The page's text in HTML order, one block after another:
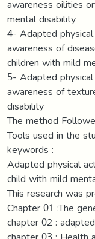
awareness oilities
mental disability
4- Adapted
awareness of
children with mild
5- Adapted
awareness of
disability
The method
Tools used in the
keywords :
Adapted physical
child with mild
This research was
Chapter 01 :The
chapter 02 :